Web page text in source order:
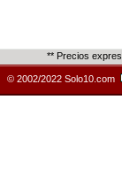
** Precios
© 2002/2022 Solo10.com